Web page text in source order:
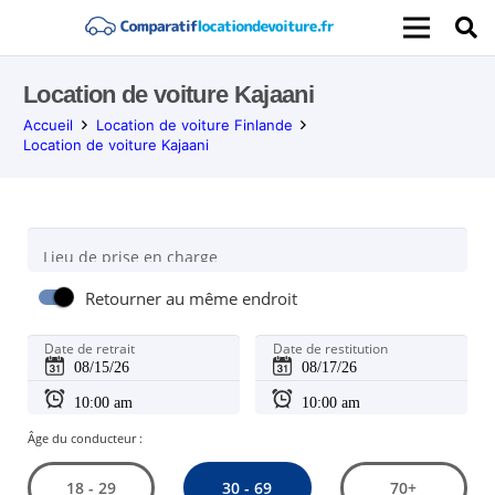
Location de voiture Kajaani
Accueil
Location de voiture Finlande
Location de voiture Kajaani
Lieu de prise en charge
Retourner au même endroit
Date de retrait Date de restitution
Âge du conducteur :
18 - 29 30 - 69 70+